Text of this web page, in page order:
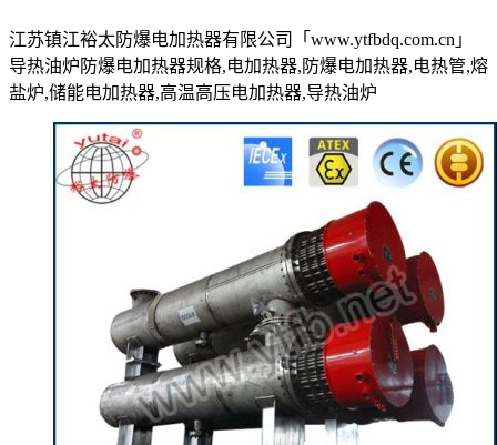
江苏镇江裕太防爆电加热器有限公司「www.ytfbdq.com.cn」
导热油炉防爆电加热器规格,电加热器,防爆电加热器,电热管,熔
盐炉,储能电加热器,高温高压电加热器,导热油炉